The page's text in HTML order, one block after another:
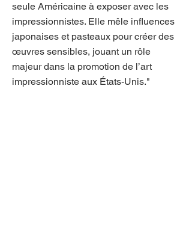
seule Américaine à exposer avec les
impressionnistes. Elle mêle influences
japonaises et pasteaux pour créer des
œuvres sensibles, jouant un rôle
majeur dans la promotion de l’art
impressionniste aux États-Unis."